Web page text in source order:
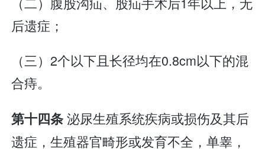
后遗症；
（三）2个以下且长径均在0.8cm以下的混
合痔。
第十四条泌尿生殖系统疾病或损伤及其后
遗症，生殖器官畸形或发育不全，单睾，